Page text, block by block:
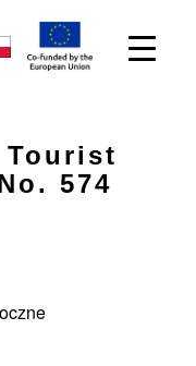
Tourist
574